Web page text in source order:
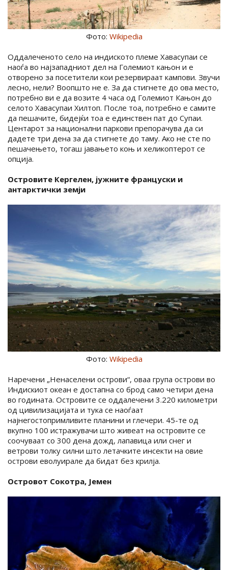
Фото: Wikipedia
Оддалеченото село на индиското племе Хавасупаи се
наоѓа во најзападниот дел на Големиот кањон и е
отворено за посетители кои резервираат кампови. Звучи
лесно, нели? Воопшто не е. За да стигнете до ова место,
потребно ви е да возите 4 часа од Големиот Кањон до
селото Хавасупаи Хилтоп. После тоа, потребно е самите
да пешачите, бидејќи тоа е единствен пат до Супаи.
Центарот за национални паркови препорачува да си
дадете три дена за да стигнете до таму. Ако не сте по
пешачењето, тогаш јавањето коњ и хеликоптерот се
опција.
Островите Кергелен, јужните француски и
антарктички земји
Фото: Wikipedia
Наречени „Ненаселени острови“, оваа група острови во
Индискиот океан е достапна со брод само четири дена
во годината. Островите се оддалечени 3.220 километри
од цивилизацијата и тука се наоѓаат
најнегостопримливите планини и глечери. 45-те од
вкупно 100 истражувачи што живеат на островите се
соочуваат со 300 дена дожд, лапавица или снег и
ветрови толку силни што летачките инсекти на овие
острови еволуирале да бидат без крилја.
Островот Сокотра, Јемен